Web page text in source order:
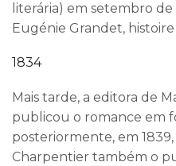
literária) em setembro
Eugénie Grandet,
1834
Mais tarde, a editora de
publicou o romance em
posteriormente, em
Charpentier também o